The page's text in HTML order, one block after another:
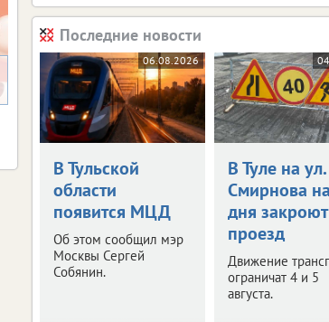
Последние новости
06.08.2026
В Тульской
области
появится МЦД
Об этом сообщил мэр
Москвы Сергей
Собянин.
В Туле на
Смирнова
дня закроют
проезд
Движение
ограничат 4 и 5
августа.